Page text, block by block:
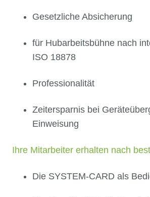
Gesetzliche Absicherung
für Hubarbeitsbühne nach
ISO 18878
Professionalität
Zeitersparnis bei
Einweisung
Ihre Mitarbeiter erhalten nach
Die SYSTEM-CARD als